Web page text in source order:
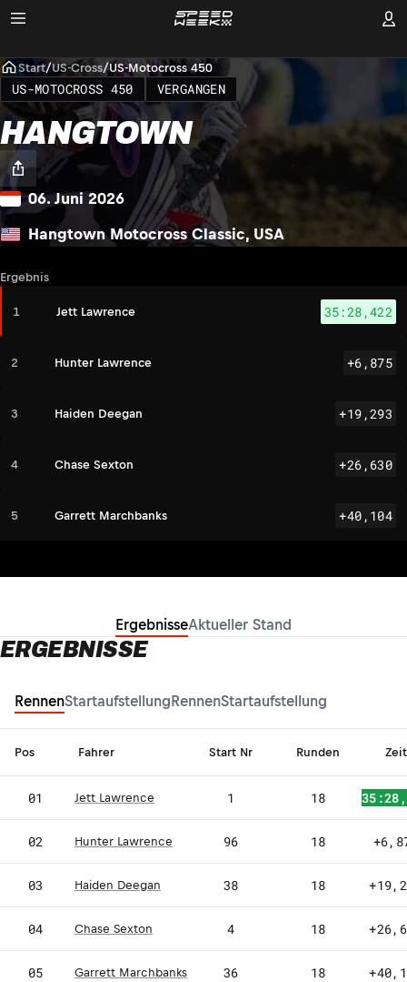
Start/US-Cross/US-Motocross 450
US-MOTOCROSS 450 VERGANGEN
HANGTOWN
06. Juni 2026
Hangtown Motocross Classic, USA
Ergebnis
1 JL
Jett Lawrence 35:28,422
2 Hunter Lawrence +6,875
3 Haiden Deegan +19,293
4 Chase Sexton +26,630
5 Garrett Marchbanks +40,104
ErgebnisseAktueller Stand
ERGEBNISSE
RennenStartaufstellungRennenStartaufstellung
Pos Fahrer Start Nr Runden Zeit
01 JL
Jett Lawrence 1 18
02 Hunter Lawrence 96 18
03 Haiden Deegan 38 18
04 Chase Sexton 4 18
05 Garrett Marchbanks 36 18